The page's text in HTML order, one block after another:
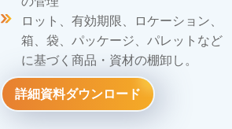
ロット、有効期限、ロケーション、
箱、袋、パッケージ、パレットなど
に基づく商品・資材の棚卸し。
詳細資料ダウンロード
いち）への到達または超過時の自動
アラート。
在庫維持コストを削減し、在庫回転
率を最適化。
詳細資料ダウンロード
詳細資料ダウンロード
詳細資料ダウンロード
ピッキングなど、すべての倉庫業務
をサポート
詳細資料ダウンロード